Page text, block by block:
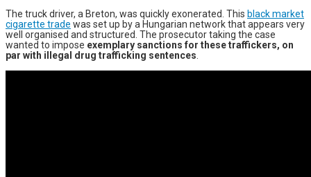
The truck driver, a Breton, was quickly exonerated. This black market
cigarette trade was set up by a Hungarian network that appears very
well organised and structured. The prosecutor taking the case
wanted to impose exemplary sanctions for these traffickers, on
par with illegal drug trafficking sentences